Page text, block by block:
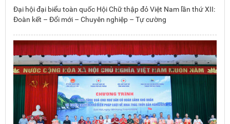
Đại hội đại biểu toàn quốc Hội Chữ thập đỏ Việt Nam lần thứ XII:
Đoàn kết – Đổi mới – Chuyên nghiệp – Tự cường